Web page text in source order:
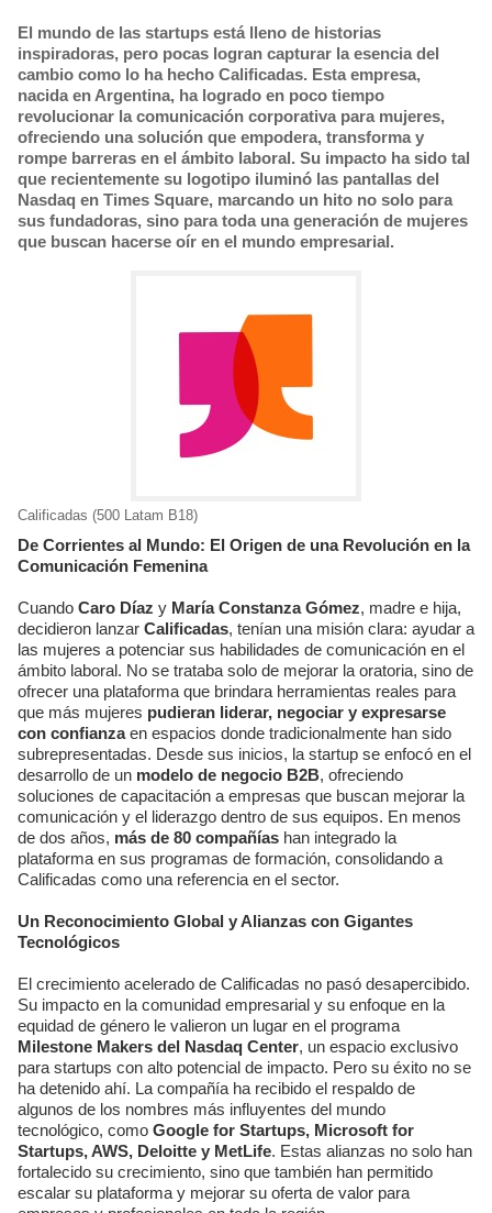
El mundo de las startups está lleno de historias
inspiradoras, pero pocas logran capturar la esencia del
cambio como lo ha hecho Calificadas. Esta empresa,
nacida en Argentina, ha logrado en poco tiempo
revolucionar la comunicación corporativa para mujeres,
ofreciendo una solución que empodera, transforma y
rompe barreras en el ámbito laboral. Su impacto ha sido tal
que recientemente su logotipo iluminó las pantallas del
Nasdaq en Times Square, marcando un hito no solo para
sus fundadoras, sino para toda una generación de mujeres
que buscan hacerse oír en el mundo empresarial.
Calificadas (500 Latam B18)
De Corrientes al Mundo: El Origen de una Revolución en la
Comunicación Femenina
Cuando Caro Díaz y María Constanza Gómez, madre e hija,
decidieron lanzar Calificadas, tenían una misión clara: ayudar a
las mujeres a potenciar sus habilidades de comunicación en el
ámbito laboral. No se trataba solo de mejorar la oratoria, sino de
ofrecer una plataforma que brindara herramientas reales para
que más mujeres pudieran liderar, negociar y expresarse
con confianzaen espacios donde tradicionalmente han sido
subrepresentadas. Desde sus inicios, la startup se enfocó en el
desarrollo de un modelo de negocio B2B, ofreciendo
soluciones de capacitación a empresas que buscan mejorar la
comunicación y el liderazgo dentro de sus equipos. En menos
de dos años, más de 80 compañías han integrado la
plataforma en sus programas de formación, consolidando a
Calificadas como una referencia en el sector.
Un Reconocimiento Global y Alianzas con Gigantes
Tecnológicos
El crecimiento acelerado de Calificadas no pasó desapercibido.
Su impacto en la comunidad empresarial y su enfoque en la
equidad de género le valieron un lugar en el programa
Milestone Makers del Nasdaq Center, un espacio exclusivo
para startups con alto potencial de impacto. Pero su éxito no se
ha detenido ahí. La compañía ha recibido el respaldo de
algunos de los nombres más influyentes del mundo
tecnológico, como Google for Startups, Microsoft for
Startups, AWS, Deloitte y MetLife. Estas alianzas no solo han
fortalecido su crecimiento, sino que también han permitido
escalar su plataforma y mejorar su oferta de valor para